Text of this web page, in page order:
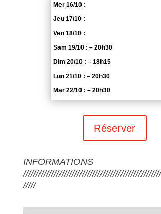
Mer 16/10 :
Jeu 17/10 :
Ven 18/10 :
Sam 19/10 : – 20h30
Dim 20/10 : – 18h15
Lun 21/10 : – 20h30
Mar 22/10 : – 20h30
Réserver
INFORMATIONS
/////